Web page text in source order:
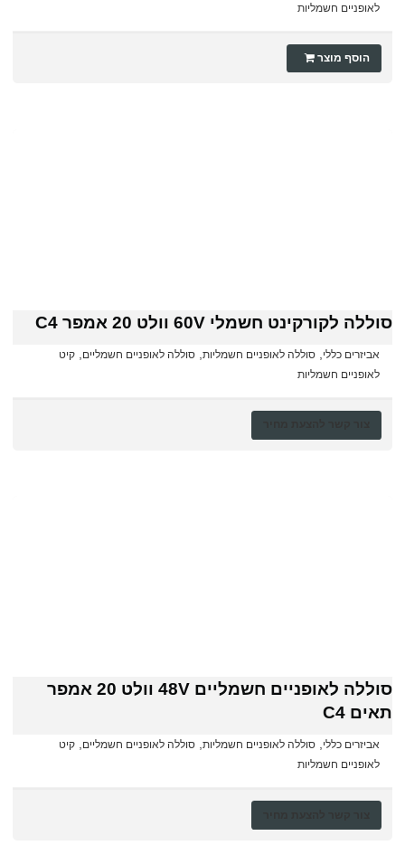
לאופניים חשמליות
הוסף מוצר
סוללה לקורקינט חשמלי 60V וולט 20 אמפר C4
אביזרים כללי,סוללה לאופניים חשמליות,סוללה לאופניים חשמליים,קיט
לאופניים חשמליות
סוללה לאופניים חשמליים 48V וולט 20 אמפר
תאים C4
אביזרים כללי,סוללה לאופניים חשמליות,סוללה לאופניים חשמליים,קיט
לאופניים חשמליות